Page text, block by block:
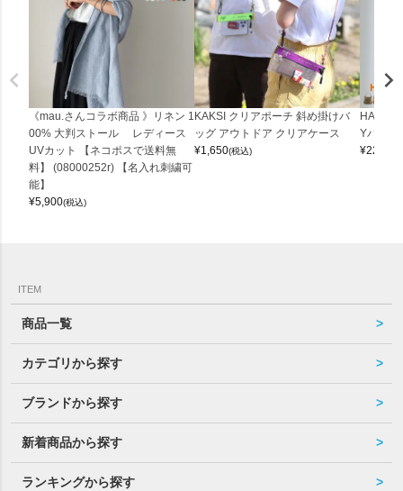
《mau.さんコラボ商品 》リネン 1
00% 大判ストール レディース
UVカット 【ネコポスで送料無
料】 (08000252r) 【名入れ刺繍可
能】
¥5,900(税込)
KAKSI クリアポーチ 斜め掛けバ
ッグ アウトドア クリアケース
¥1,650(税込)
Yバッグ
¥22,000
ITEM
商品一覧
カテゴリから探す
ブランドから探す
新着商品から探す
ランキングから探す